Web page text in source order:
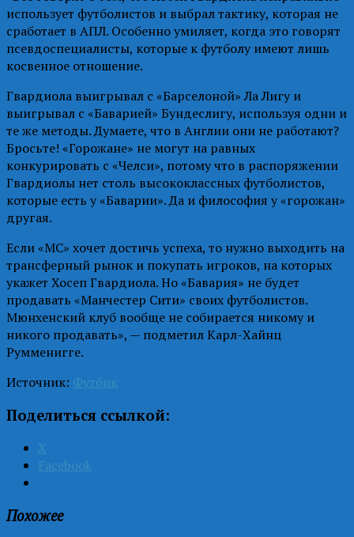
использует футболистов и выбрал тактику, которая не
сработает в АПЛ. Особенно умиляет, когда это говорят
псевдоспециалисты, которые к футболу имеют лишь
косвенное отношение.
Гвардиола выигрывал с «Барселоной» Ла Лигу и
выигрывал с «Баварией» Бундеслигу, используя одни и
те же методы. Думаете, что в Англии они не работают?
Бросьте! «Горожане» не могут на равных
конкурировать с «Челси», потому что в распоряжении
Гвардиолы нет столь высококлассных футболистов,
которые есть у «Баварии». Да и философия у «горожан»
другая.
Если «МС» хочет достичь успеха, то нужно выходить на
трансферный рынок и покупать игроков, на которых
укажет Хосеп Гвардиола. Но «Бавария» не будет
продавать «Манчестер Сити» своих футболистов.
Мюнхенский клуб вообще не собирается никому и
никого продавать», — подметил Карл-Хайнц
Румменигге.
Источник: Футбик
Поделиться ссылкой:
X
Facebook
Похожее